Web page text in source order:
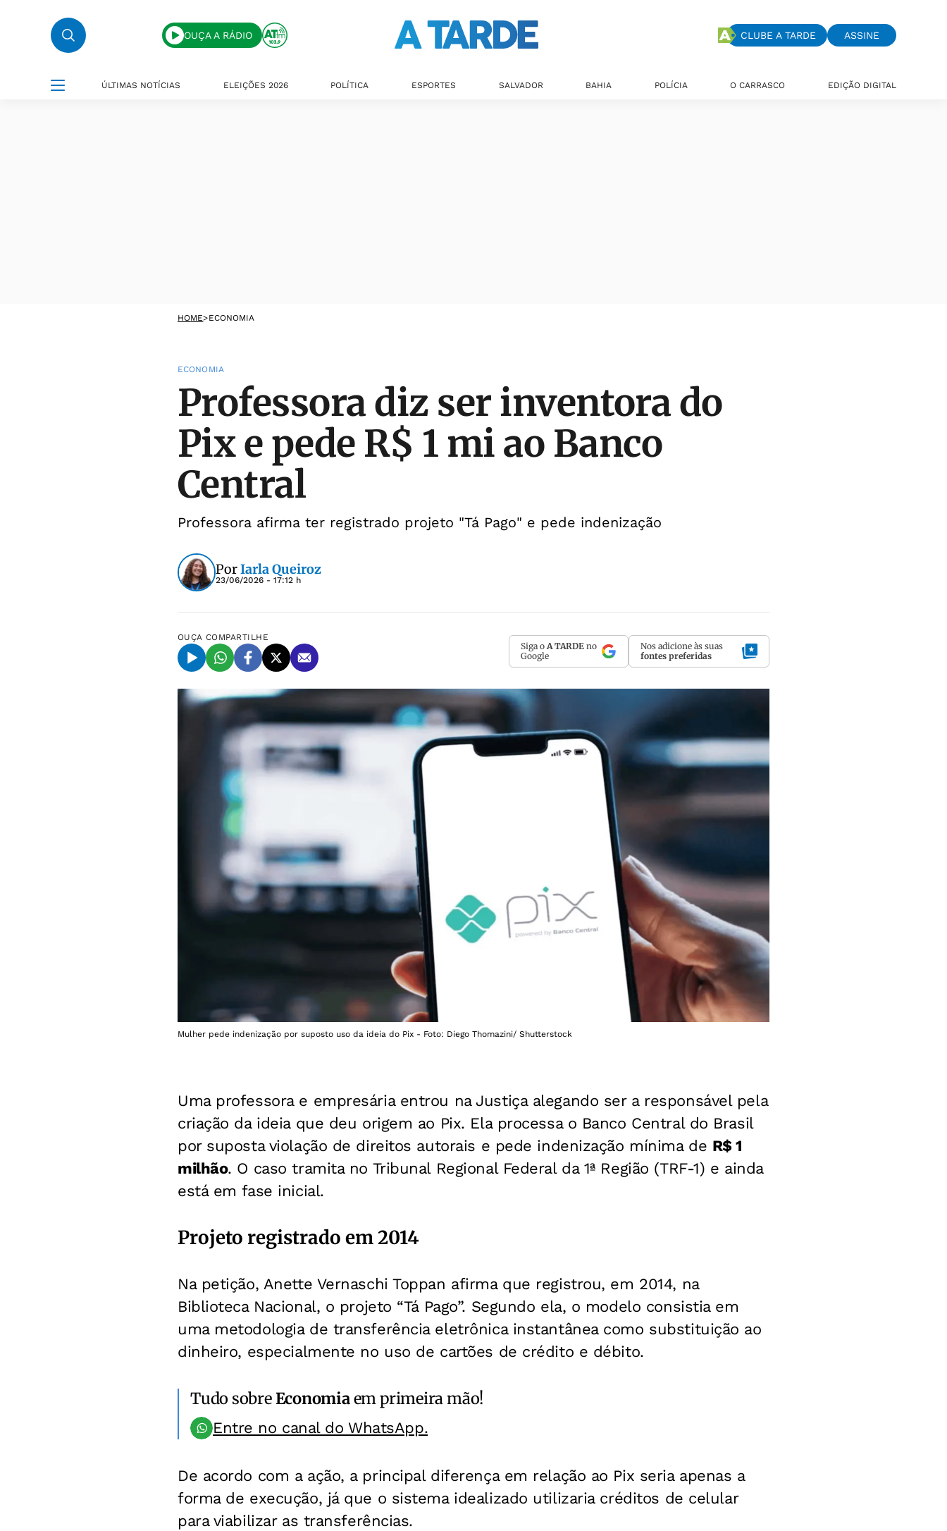
OUÇA A RÁDIO CLUBE A TARDE ASSINE
ÚLTIMAS NOTÍCIAS ELEIÇÕES 2026 POLÍTICA ESPORTES SALVADOR BAHIA POLÍCIA O CARRASCO EDIÇÃO DIGITAL
HOME>ECONOMIA
ECONOMIA
Professora diz ser inventora do
Pix e pede R$ 1 mi ao Banco
Central
Professora afirma ter registrado projeto "Tá Pago" e pede indenização
PorIarla Queiroz
23/06/2026 - 17:12 h
OUÇA COMPARTILHE
Siga o A TARDE no
Google
Nos adicione às suas
fontes preferidas
Mulher pede indenização por suposto uso da ideia do Pix - Foto: Diego Thomazini/ Shutterstock
Uma professora e empresária entrou na Justiça alegando ser a responsável pela
criação da ideia que deu origem ao Pix. Ela processa o Banco Central do Brasil
por suposta violação de direitos autorais e pede indenização mínima de R$ 1
milhão. O caso tramita no Tribunal Regional Federal da 1ª Região (TRF-1) e ainda
está em fase inicial.
Projeto registrado em 2014
Na petição, Anette Vernaschi Toppan afirma que registrou, em 2014, na
Biblioteca Nacional, o projeto “Tá Pago”. Segundo ela, o modelo consistia em
uma metodologia de transferência eletrônica instantânea como substituição ao
dinheiro, especialmente no uso de cartões de crédito e débito.
Tudo sobreEconomiaem primeira mão!
Entre no canal do WhatsApp.
De acordo com a ação, a principal diferença em relação ao Pix seria apenas a
forma de execução, já que o sistema idealizado utilizaria créditos de celular
para viabilizar as transferências.